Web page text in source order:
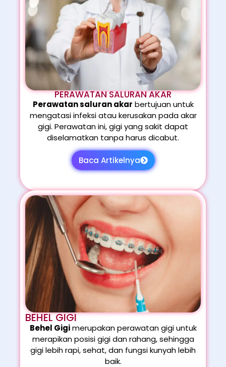
PERAWATAN SALURAN AKAR
Perawatan saluran akar bertujuan untuk
mengatasi infeksi atau kerusakan pada akar
gigi. Perawatan ini, gigi yang sakit dapat
diselamatkan tanpa harus dicabut.
Baca Artikelnya
BEHEL GIGI
Behel Gigimerupakan perawatan gigi untuk
merapikan posisi gigi dan rahang, sehingga
gigi lebih rapi, sehat, dan fungsi kunyah lebih
baik.